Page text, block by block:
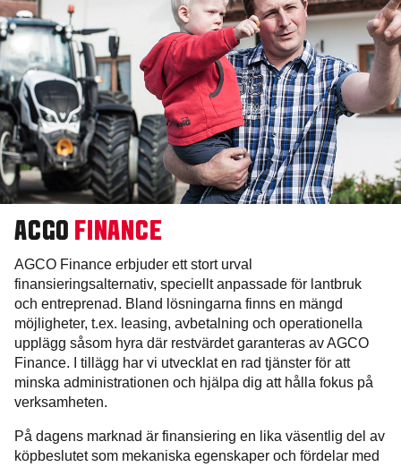
ACGO FINANCE
AGCO Finance erbjuder ett stort urval
finansieringsalternativ, speciellt anpassade för lantbruk
och entreprenad. Bland lösningarna finns en mängd
möjligheter, t.ex. leasing, avbetalning och operationella
upplägg såsom hyra där restvärdet garanteras av AGCO
Finance. I tillägg har vi utvecklat en rad tjänster för att
minska administrationen och hjälpa dig att hålla fokus på
verksamheten.
På dagens marknad är finansiering en lika väsentlig del av
köpbeslutet som mekaniska egenskaper och fördelar med